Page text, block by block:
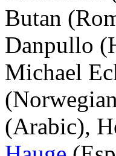
Butan
Danpullo
Michael
(Arabic),